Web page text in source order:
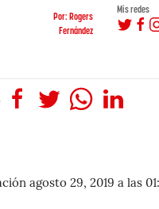
Por: Rogers
Fernández
Mis redes
agosto 29, 2019 a las